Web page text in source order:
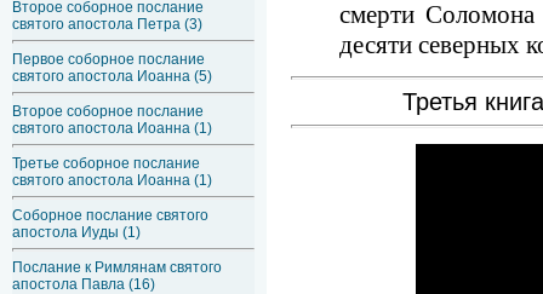
Второе соборное послание
святого апостола Петра (3)
Первое соборное послание
святого апостола Иоанна (5)
Второе соборное послание
святого апостола Иоанна (1)
Третье соборное послание
святого апостола Иоанна (1)
Соборное послание святого
апостола Иуды (1)
Послание к Римлянам святого
апостола Павла (16)
смерти Соломона
десяти северных
Третья